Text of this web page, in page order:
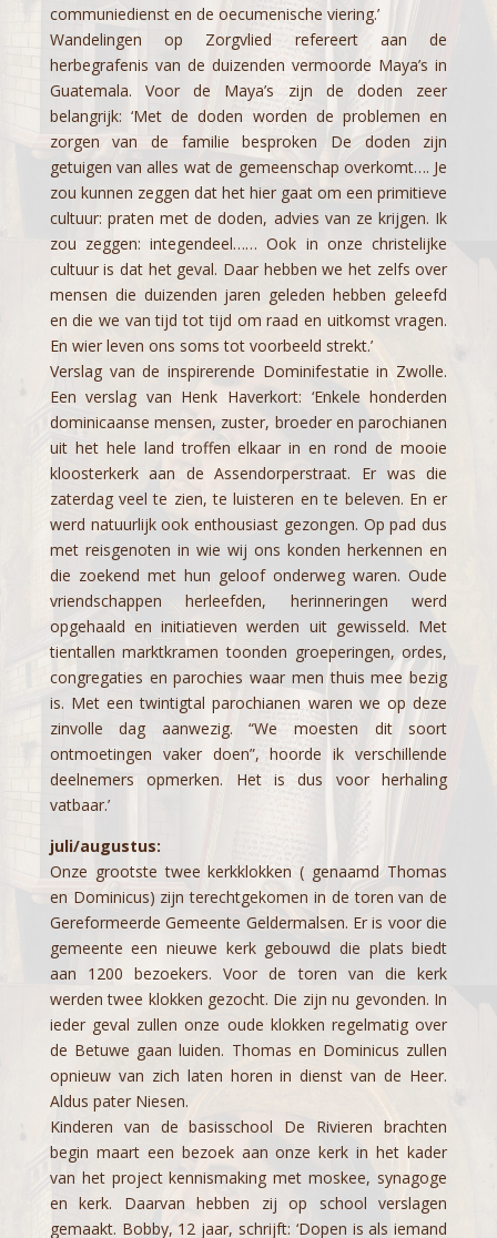
communiedienst en de oecumenische viering.’
Wandelingen op Zorgvlied refereert aan de
herbegrafenis van de duizenden vermoorde Maya’s in
Guatemala. Voor de Maya’s zijn de doden zeer
belangrijk: ‘Met de doden worden de problemen en
zorgen van de familie besproken De doden zijn
getuigen van alles wat de gemeenschap overkomt…. Je
zou kunnen zeggen dat het hier gaat om een primitieve
cultuur: praten met de doden, advies van ze krijgen. Ik
zou zeggen: integendeel…… Ook in onze christelijke
cultuur is dat het geval. Daar hebben we het zelfs over
mensen die duizenden jaren geleden hebben geleefd
en die we van tijd tot tijd om raad en uitkomst vragen.
En wier leven ons soms tot voorbeeld strekt.’
Verslag van de inspirerende Dominifestatie in Zwolle.
Een verslag van Henk Haverkort: ‘Enkele honderden
dominicaanse mensen, zuster, broeder en parochianen
uit het hele land troffen elkaar in en rond de mooie
kloosterkerk aan de Assendorperstraat. Er was die
zaterdag veel te zien, te luisteren en te beleven. En er
werd natuurlijk ook enthousiast gezongen. Op pad dus
met reisgenoten in wie wij ons konden herkennen en
die zoekend met hun geloof onderweg waren. Oude
vriendschappen herleefden, herinneringen werd
opgehaald en initiatieven werden uit gewisseld. Met
tientallen marktkramen toonden groeperingen, ordes,
congregaties en parochies waar men thuis mee bezig
is. Met een twintigtal parochianen waren we op deze
zinvolle dag aanwezig. “We moesten dit soort
ontmoetingen vaker doen”, hoorde ik verschillende
deelnemers opmerken. Het is dus voor herhaling
vatbaar.’
juli/augustus:
Onze grootste twee kerkklokken ( genaamd Thomas
en Dominicus) zijn terechtgekomen in de toren van de
Gereformeerde Gemeente Geldermalsen. Er is voor die
gemeente een nieuwe kerk gebouwd die plats biedt
aan 1200 bezoekers. Voor de toren van die kerk
werden twee klokken gezocht. Die zijn nu gevonden. In
ieder geval zullen onze oude klokken regelmatig over
de Betuwe gaan luiden. Thomas en Dominicus zullen
opnieuw van zich laten horen in dienst van de Heer.
Aldus pater Niesen.
Kinderen van de basisschool De Rivieren brachten
begin maart een bezoek aan onze kerk in het kader
van het project kennismaking met moskee, synagoge
en kerk. Daarvan hebben zij op school verslagen
gemaakt. Bobby, 12 jaar, schrijft: ‘Dopen is als iemand